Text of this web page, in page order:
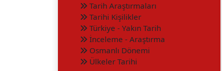
Tarih Araştırmaları
Tarihi Kişilikler
Türkiye - Yakın Tarih
İnceleme - Araştırma
Osmanlı Dönemi
Ülkeler Tarihi